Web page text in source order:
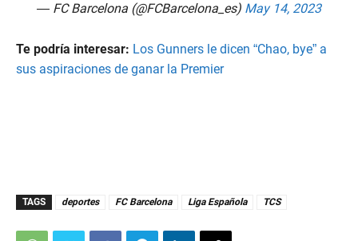
— FC Barcelona (@FCBarcelona_es) May 14, 2023
Te podría interesar: Los Gunners le dicen “Chao, bye” a
sus aspiraciones de ganar la Premier
TAGS deportes FC Barcelona Liga Española TCS